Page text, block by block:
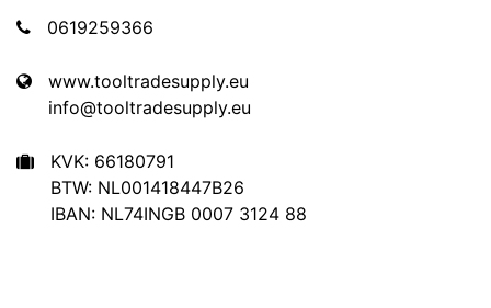
0619259366
www.tooltradesupply.eu
info@tooltradesupply.eu
KVK: 66180791
BTW: NL001418447B26
IBAN: NL74INGB 0007 3124 88